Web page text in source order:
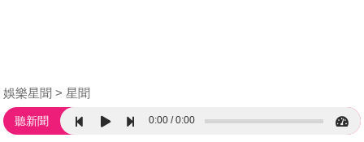
娛樂星聞 星聞
聽新聞 0:00 0:00